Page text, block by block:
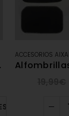
ACCESORIOS